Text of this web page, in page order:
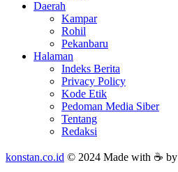
Daerah
Kampar
Rohil
Pekanbaru
Halaman
Indeks Berita
Privacy Policy
Kode Etik
Pedoman Media Siber
Tentang
Redaksi
konstan.co.id © 2024 Made with ☕ by